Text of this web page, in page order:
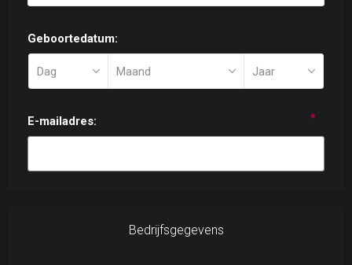
Geboortedatum:
E-mailadres: *
Bedrijfsgegevens